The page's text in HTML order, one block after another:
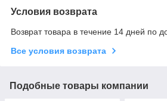
Условия возврата
Возврат товара в течение 14 дней по
Все условия возврата
Подобные товары компании